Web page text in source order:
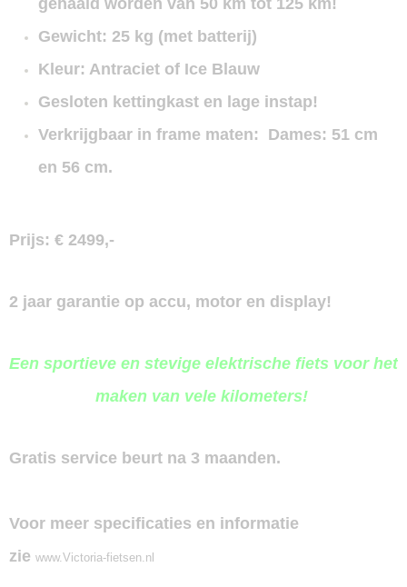
gehaald worden van 50 km tot 125 km!
Gewicht: 25 kg (met batterij)
Kleur: Antraciet of Ice Blauw
Gesloten kettingkast en lage instap!
Verkrijgbaar in frame maten: Dames: 51 cm
en 56 cm.
Prijs: € 2499,-
2 jaar garantie op accu, motor en display!
Een sportieve en stevige elektrische fiets voor het
maken van vele kilometers!
Gratis service beurt na 3 maanden.
Voor meer specificaties en informatie
zie www.Victoria-fietsen.nl